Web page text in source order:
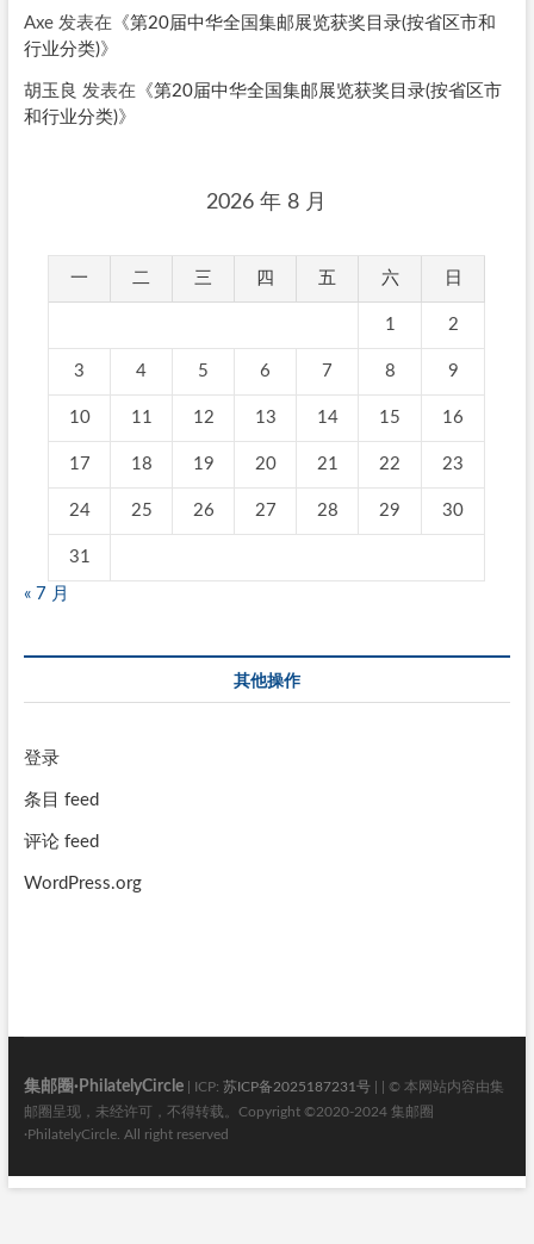
Axe发表在《第20届中华全国集邮展览获奖目录(按省区市和
行业分类)》
胡玉良 发表在《第20届中华全国集邮展览获奖目录(按省区市
和行业分类)》
2026 年 8 月
一 二 三 四 五 六 日
1 2
3 4 5 6 7 8 9
10 11 12 13 14 15 16
17 18 19 20 21 22 23
24 25 26 27 28 29 30
31
« 7 月
其他操作
登录
条目 feed
评论 feed
WordPress.org
集邮圈·PhilatelyCircle| ICP: 苏ICP备2025187231号| | © 本网站内容由集
邮圈呈现，未经许可，不得转载。Copyright ©2020-2024 集邮圈
·PhilatelyCircle. All right reserved